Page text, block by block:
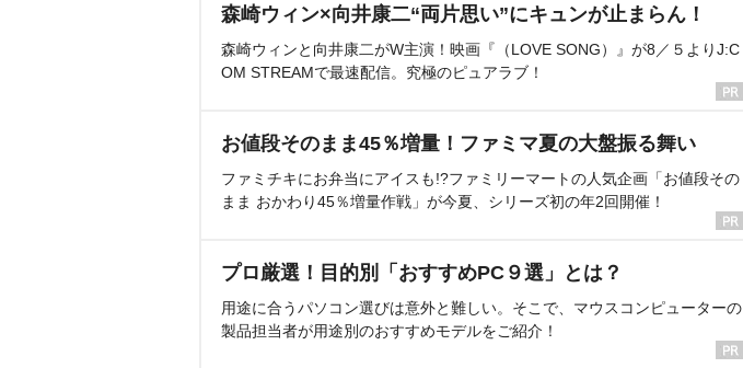
森崎ウィン×向井康二“両片思い”にキュンが止まらん！
森崎ウィンと向井康二がW主演！映画『（LOVE SONG）』が8／５よりJ:C
OM STREAMで最速配信。究極のピュアラブ！
お値段そのまま45％増量！ファミマ夏の大盤振る舞い
ファミチキにお弁当にアイスも!?ファミリーマートの人気企画「お値段その
まま おかわり45％増量作戦」が今夏、シリーズ初の年2回開催！
プロ厳選！目的別「おすすめPC９選」とは？
用途に合うパソコン選びは意外と難しい。そこで、マウスコンピューターの
製品担当者が用途別のおすすめモデルをご紹介！